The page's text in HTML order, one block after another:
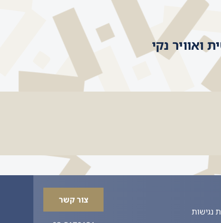
ואוויר נקי
נגישות
צור קשר